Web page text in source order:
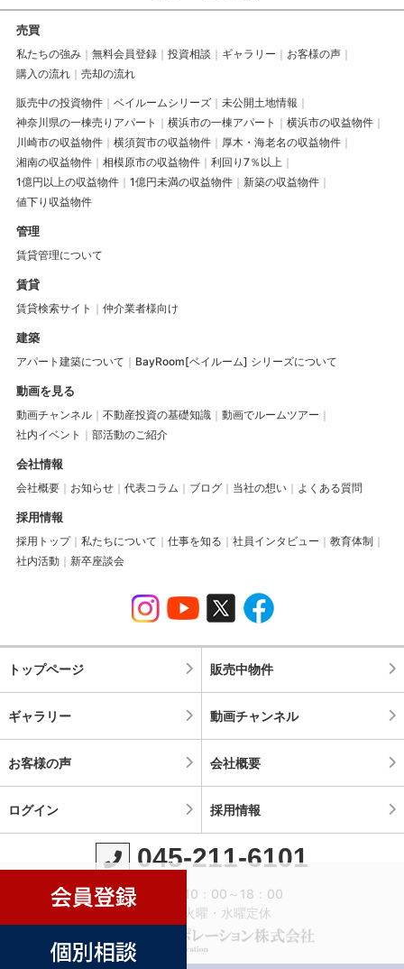
売買
私たちの強み 無料会員登録 投資相談 ギャラリー
お客様の声
購入の流れ
売却の流れ
販売中の投資物件 ベイルームシリーズ
未公開土地情報
神奈川県の一棟売りアパート
横浜市の一棟アパート
横浜市の収益物件
川崎市の収益物件
横須賀市の収益物件
厚木・海老名の収益物件
湘南の収益物件
相模原市の収益物件
利回り7％以上
1億円以上の収益物件
1億円未満の収益物件
新築の収益物件
値下り収益物件
管理
賃貸管理について
賃貸
賃貸検索サイト 仲介業者様向け
建築
アパート建築について BayRoom[ベイルーム] シリーズについて
動画を見る
動画チャンネル 不動産投資の基礎知識
動画でルームツアー
社内イベント
部活動のご紹介
会社情報
会社概要 お知らせ 代表コラム ブログ 当社の想い よくある質問
採用情報
採用トップ 私たちについて 仕事を知る 社員インタビュー
教育体制
社内活動
新卒座談会
トップページ 販売中物件
ギャラリー 動画チャンネル
お客様の声 会社概要
ログイン 採用情報
045-211-6101
営業時間：10：00～18：00
定休日：火曜・水曜定休